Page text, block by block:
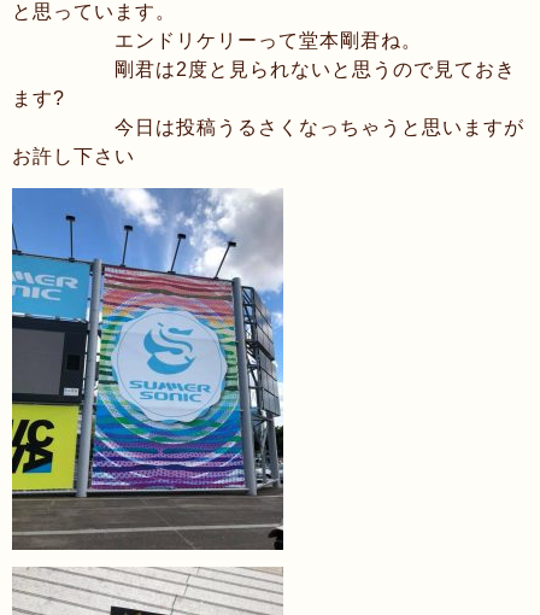
と思っています。
エンドリケリーって堂本剛君ね。
剛君は2度と見られないと思うので見ておき
ます?
今日は投稿うるさくなっちゃうと思いますが
お許し下さい